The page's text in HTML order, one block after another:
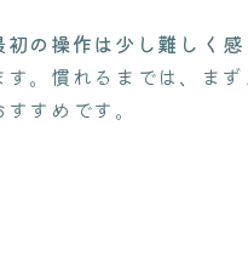
初の操作は少し難しく感
す。慣れるまでは、ま
すめです。